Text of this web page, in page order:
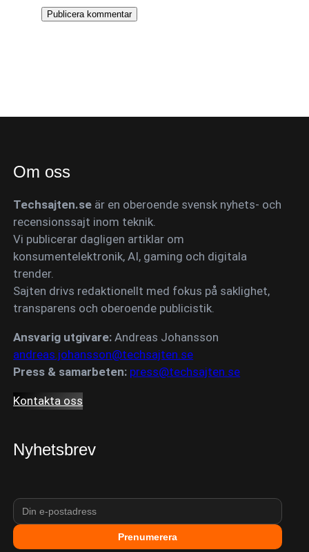
Om oss
Techsajten.se är en oberoende svensk nyhets- och
recensionssajt inom teknik.
Vi publicerar dagligen artiklar om
konsumentelektronik, AI, gaming och digitala
trender.
Sajten drivs redaktionellt med fokus på saklighet,
transparens och oberoende publicistik.
Ansvarig utgivare: Andreas Johansson
andreas.johansson@techsajten.se
Press & samarbeten: press@techsajten.se
Kontakta oss
Nyhetsbrev
Prenumerera